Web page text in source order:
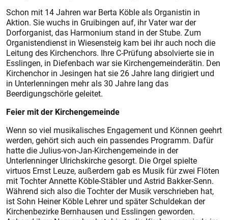
Schon mit 14 Jahren war Berta Köble als Organistin in
Aktion. Sie wuchs in Gruibingen auf, ihr Vater war der
Dorforganist, das Harmonium stand in der Stube. Zum
Organistendienst in Wiesensteig kam bei ihr auch noch die
Leitung des Kirchenchors. Ihre C-Prüfung absolvierte sie in
Esslingen, in Diefenbach war sie Kirchengemeinderätin. Den
Kirchenchor in Jesingen hat sie 26 Jahre lang dirigiert und
in Unterlenningen mehr als 30 Jahre lang das
Beerdigungschörle geleitet.
Feier mit der Kirchengemeinde
Wenn so viel musikalisches Engagement und Können geehrt
werden, gehört sich auch ein passendes Programm. Dafür
hatte die Julius-von-Jan-Kirchengemeinde in der
Unterlenninger Ulrichskirche gesorgt. Die Orgel spielte
virtuos Ernst Leuze, außerdem gab es Musik für zwei Flöten
mit Tochter Annette Köble-Stäbler und Astrid Bakker-Senn.
Während sich also die Tochter der Musik verschrieben hat,
ist Sohn Heiner Köble Lehrer und später Schuldekan der
Kirchenbezirke Bernhausen und Esslingen geworden.